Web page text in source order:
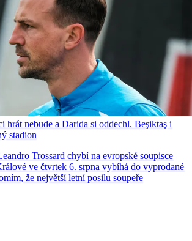
hrát nebude a Darida si oddechl. Beşiktaş i
stadion
Trossard chybí na evropské soupisce
ve čtvrtek 6. srpna vybíhá do vyprodané
že největší letní posilu soupeře